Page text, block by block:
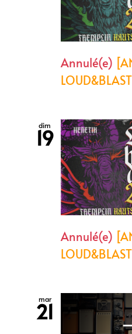
Annulé(e)
dim
19
Annulé(e)
mar
21